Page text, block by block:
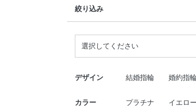
絞り込み
選択してください
デザイン 結婚指輪 婚約指輪
カラー プラチナ イエロ